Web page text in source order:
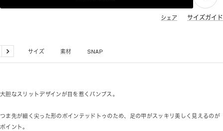
細 サイズ 素材 SNAP
次
へ
大胆なスリットデザインが目を惹くパンプス。
つま先が細く尖った形のポインテッドトゥのため、足の甲がスッキリ美しく見えるのが
ポイント。
シェア サイズガイド